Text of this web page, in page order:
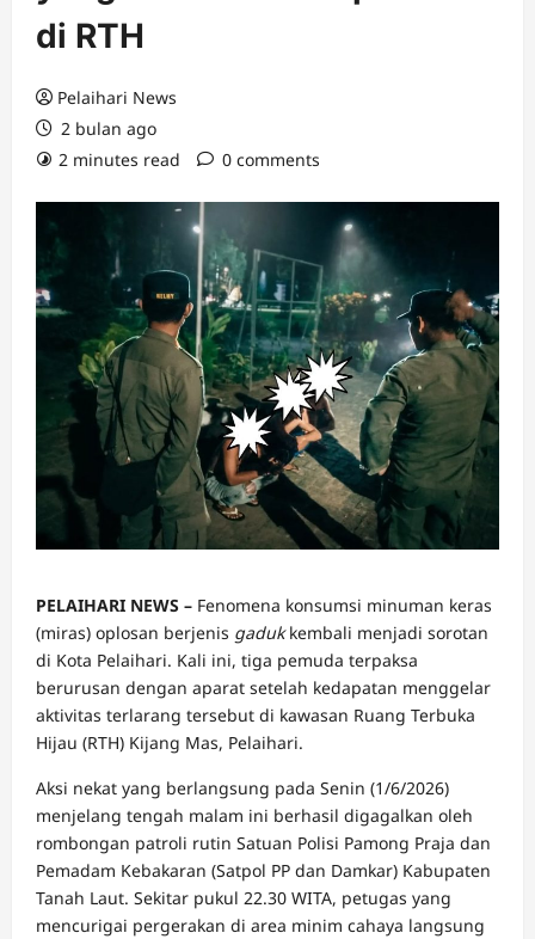
di RTH
Pelaihari News
2 bulan ago
2 minutes read
0 comments
PELAIHARI NEWS – Fenomena konsumsi minuman keras
(miras) oplosan berjenis gadukkembali menjadi sorotan
di Kota Pelaihari. Kali ini, tiga pemuda terpaksa
berurusan dengan aparat setelah kedapatan menggelar
aktivitas terlarang tersebut di kawasan Ruang Terbuka
Hijau (RTH) Kijang Mas, Pelaihari.
​Aksi nekat yang berlangsung pada Senin (1/6/2026)
menjelang tengah malam ini berhasil digagalkan oleh
rombongan patroli rutin Satuan Polisi Pamong Praja dan
Pemadam Kebakaran (Satpol PP dan Damkar) Kabupaten
Tanah Laut. Sekitar pukul 22.30 WITA, petugas yang
mencurigai pergerakan di area minim cahaya langsung